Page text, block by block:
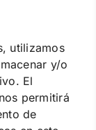
utilizamos
y/o
El
permitirá
de